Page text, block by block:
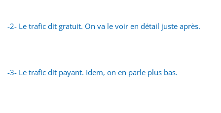
-2- Le trafic dit gratuit. On va le voir en détail juste après.
-3- Le trafic dit payant. Idem, on en parle plus bas.